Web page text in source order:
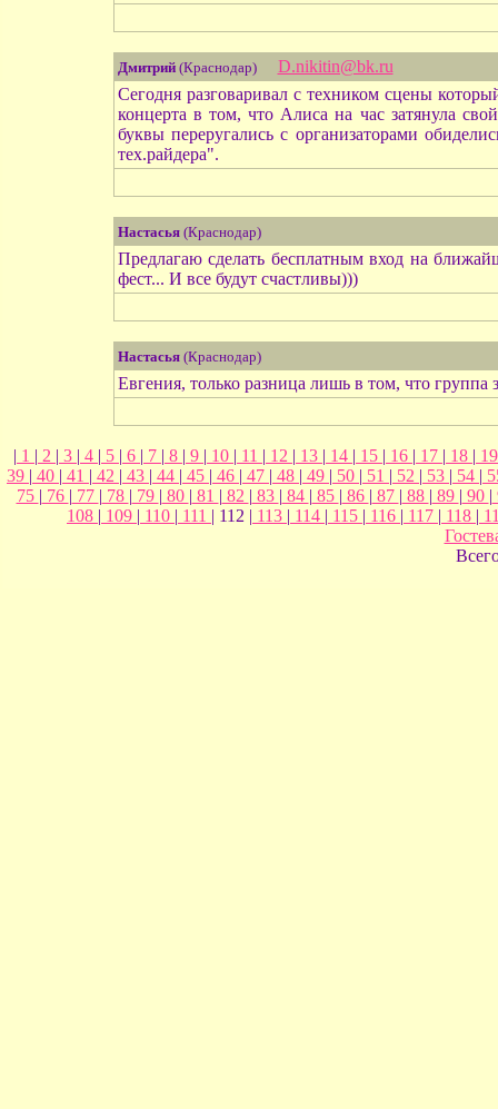
Дмитрий(Краснодар)
D.nikitin@bk.ru
Сегодня разговаривал с техником сцены
концерта в том, что Алиса на час затянула
буквы переругались с организаторами
тех.райдера".
Настасья(Краснодар)
Предлагаю сделать бесплатным вход на
фест... И все будут счастливы)))
Настасья(Краснодар)
Евгения, только разница лишь в том, что группа
| 1 | 2 | 3 | 4 | 5 | 6 | 7 | 8 | 9 | 10 | 11 | 12 | 13 | 14 | 15 | 16 | 17 | 18 |
39 | 40 | 41 | 42 | 43 | 44 | 45 | 46 | 47 | 48 | 49 | 50 | 51 | 52 | 53 | 54 |
75 | 76 | 77 | 78 | 79 | 80 | 81 | 82 | 83 | 84 | 85 | 86 | 87 | 88 | 89 | 90 |
108 | 109 | 110 | 111 | 112 | 113 | 114 | 115 | 116 | 117 | 118 |